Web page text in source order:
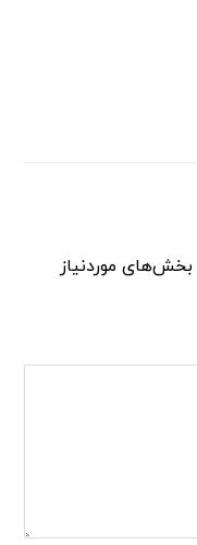
بخش‌های موردنیاز